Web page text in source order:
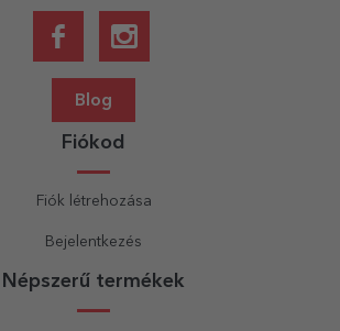
Blog
Fiókod
Fiók létrehozása
Bejelentkezés
Népszerű termékek